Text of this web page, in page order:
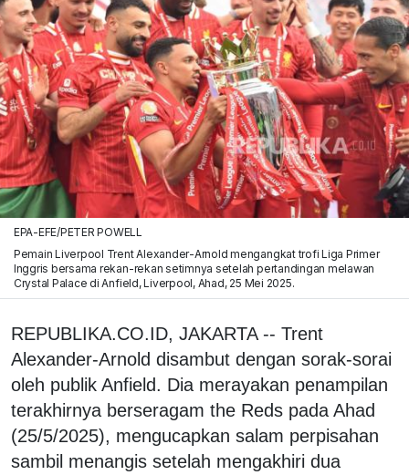
EPA-EFE/PETER POWELL
Pemain Liverpool Trent Alexander-Arnold mengangkat trofi Liga Primer
Inggris bersama rekan-rekan setimnya setelah pertandingan melawan
Crystal Palace di Anfield, Liverpool, Ahad, 25 Mei 2025.
REPUBLIKA.CO.ID, JAKARTA -- Trent
Alexander-Arnold disambut dengan sorak-sorai
oleh publik Anfield. Dia merayakan penampilan
terakhirnya berseragam the Reds pada Ahad
(25/5/2025), mengucapkan salam perpisahan
sambil menangis setelah mengakhiri dua